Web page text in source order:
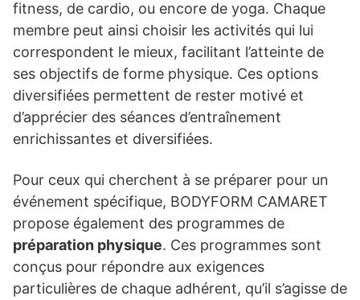
fitness, de cardio, ou encore de yoga. Chaque
membre peut ainsi choisir les activités qui lui
correspondent le mieux, facilitant l’atteinte de
ses objectifs de forme physique. Ces options
diversifiées permettent de rester motivé et
d’apprécier des séances d’entraînement
enrichissantes et diversifiées.
Pour ceux qui cherchent à se préparer pour un
événement spécifique, BODYFORM CAMARET
propose également des programmes de
préparation physique. Ces programmes sont
conçus pour répondre aux exigences
particulières de chaque adhérent, qu’il s’agisse de